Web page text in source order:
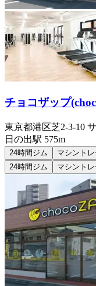
チョコザップ
東京都港区芝2-3-10
日の出駅 575m
24時間ジム
マシント
24時間ジム
マシント